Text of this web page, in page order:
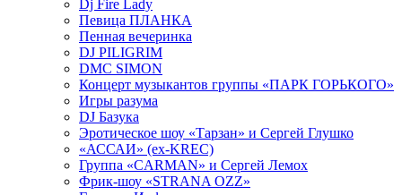
Dj Fire Lady
Певица ПЛАНКА
Пенная вечеринка
DJ PILIGRIM
DMC SIMON
Концерт музыкантов группы «ПАРК ГОРЬКОГО»
Игры разума
DJ Базука
Эротическое шоу «Тарзан» и Сергей Глушко
«АССАИ» (ex-KREC)
Группа «CARMAN» и Сергей Лемох
Фрик-шоу «STRANA OZZ»